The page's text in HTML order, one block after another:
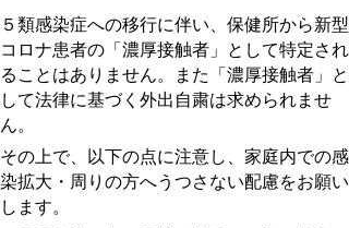
５類感染症への移行に伴い、保健所から新型
コロナ患者の「濃厚接触者」として特定され
ることはありません。また「濃厚接触者」と
して法律に基づく外出自粛は求められませ
ん。
その上で、以下の点に注意し、家庭内での感
染拡大・周りの方へうつさない配慮をお願い
します。